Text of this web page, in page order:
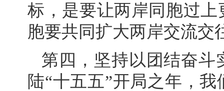
标，是要让两岸同胞过
胞要共同扩大两岸交流交
第四，坚持以团结奋斗
陆“十五五”开局之年，